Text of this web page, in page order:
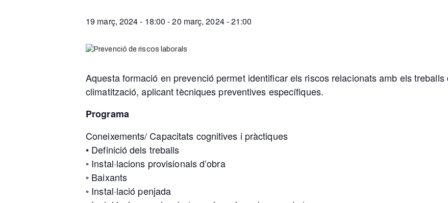
19 març, 2024 - 18:00 -20 març, 2024 - 21:00
Aquesta formació en prevenció permet identificar els riscos relacionats amb els treballs
climatització, aplicant tècniques preventives específiques.
Programa
Coneixements/ Capacitats cognitives i pràctiques
• Definició dels treballs
◦ Instal·lacions provisionals d’obra
◦ Baixants
◦ Instal·lació penjada